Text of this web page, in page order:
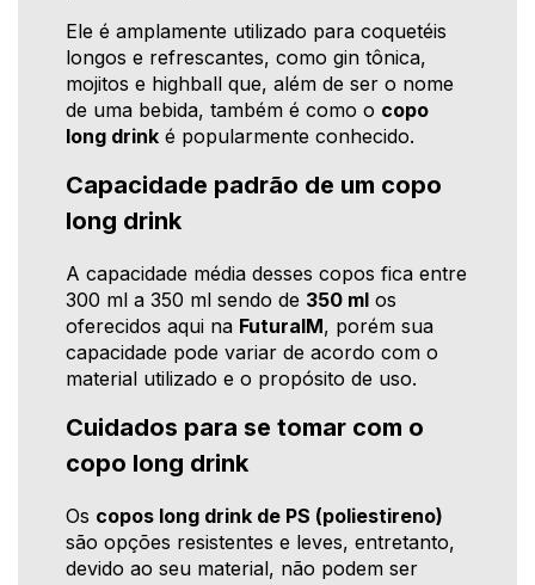
Ele é amplamente utilizado para coquetéis
longos e refrescantes, como gin tônica,
mojitos e highball que, além de ser o nome
de uma bebida, também é como o copo
long drink é popularmente conhecido.
Capacidade padrão de um copo
long drink
A capacidade média desses copos fica entre
300 ml a 350 ml sendo de 350 ml os
oferecidos aqui na FuturaIM, porém sua
capacidade pode variar de acordo com o
material utilizado e o propósito de uso.
Cuidados para se tomar com o
copo long drink
Os copos long drink de PS (poliestireno)
são opções resistentes e leves, entretanto,
devido ao seu material, não podem ser